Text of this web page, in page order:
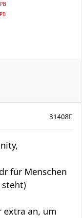
31408
für Menschen
steht)
extra an, um